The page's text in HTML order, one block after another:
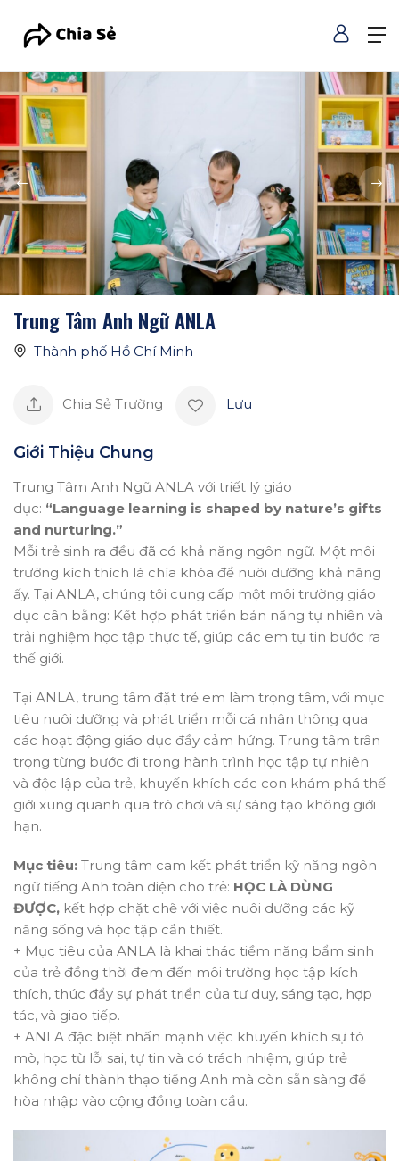
Trung Tâm Anh Ngữ ANLA
Thành phố Hồ Chí Minh
Chia Sẻ Trường Lưu
Giới Thiệu Chung
Trung Tâm Anh Ngữ ANLA với triết lý giáo
dục: “Language learning is shaped by nature’s gifts
and nurturing.”
Mỗi trẻ sinh ra đều đã có khả năng ngôn ngữ. Một môi
trường kích thích là chìa khóa để nuôi dưỡng khả năng
ấy. Tại ANLA, chúng tôi cung cấp một môi trường giáo
dục cân bằng: Kết hợp phát triển bản năng tự nhiên và
trải nghiệm học tập thực tế, giúp các em tự tin bước ra
thế giới.
Tại ANLA, trung tâm đặt trẻ em làm trọng tâm, với mục
tiêu nuôi dưỡng và phát triển mỗi cá nhân thông qua
các hoạt động giáo dục đầy cảm hứng. Trung tâm trân
trọng từng bước đi trong hành trình học tập tự nhiên
và độc lập của trẻ, khuyến khích các con khám phá thế
giới xung quanh qua trò chơi và sự sáng tạo không giới
hạn.
Mục tiêu: Trung tâm cam kết phát triển kỹ năng ngôn
ngữ tiếng Anh toàn diện cho trẻ: HỌC LÀ DÙNG
ĐƯỢC, kết hợp chặt chẽ với việc nuôi dưỡng các kỹ
năng sống và học tập cần thiết.
+ Mục tiêu của ANLA là khai thác tiềm năng bẩm sinh
của trẻ đồng thời đem đến môi trường học tập kích
thích, thúc đẩy sự phát triển của tư duy, sáng tạo, hợp
tác, và giao tiếp.
+ ANLA đặc biệt nhấn mạnh việc khuyến khích sự tò
mò, học từ lỗi sai, tự tin và có trách nhiệm, giúp trẻ
không chỉ thành thạo tiếng Anh mà còn sẵn sàng để
hòa nhập vào cộng đồng toàn cầu.